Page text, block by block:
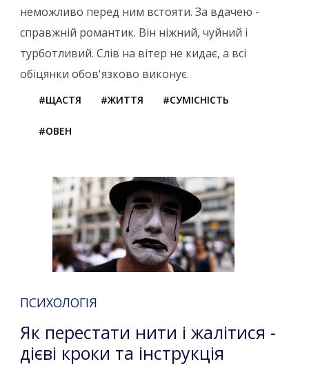
неможливо перед ним встояти. За вдачею -
справжній романтик. Він ніжний, чуйний і
турботливий. Слів на вітер не кидає, а всі
обіцянки обов'язково виконує.
#ЩАСТЯ #ЖИТТЯ #СУМІСНІСТЬ
#ОВЕН
ПСИХОЛОГІЯ
Як перестати нити і жалітися -
дієві кроки та інструкція